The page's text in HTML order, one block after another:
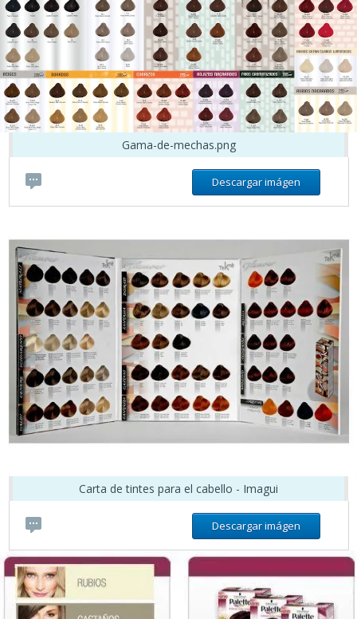
Gama-de-mechas.png
Descargar imágen
Carta de tintes para el cabello - Imagui
Descargar imágen